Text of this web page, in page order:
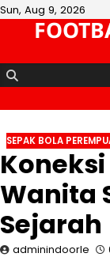
Skip
Sun, Aug 9, 2026
SEPAK BOLA
Wanita
Sejarah
adminindoorle